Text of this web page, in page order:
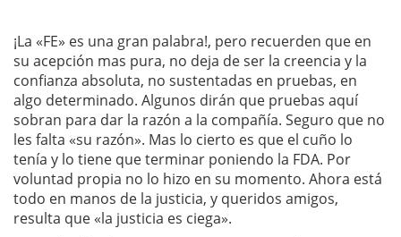
¡La «FE» es una gran palabra!, pero recuerden que en
su acepción mas pura, no deja de ser la creencia y la
confianza absoluta, no sustentadas en pruebas, en
algo determinado. Algunos dirán que pruebas aquí
sobran para dar la razón a la compañía. Seguro que no
les falta «su razón». Mas lo cierto es que el cuño lo
tenía y lo tiene que terminar poniendo la FDA. Por
voluntad propia no lo hizo en su momento. Ahora está
todo en manos de la justicia, y queridos amigos,
resulta que «la justicia es ciega».